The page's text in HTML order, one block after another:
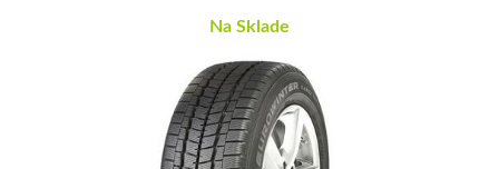
Na Sklade